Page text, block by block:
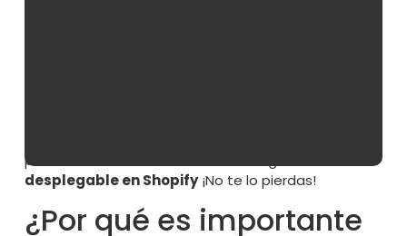
post vamos a hablar de cómo configurar un
desplegable en Shopify¡No te lo pierdas!
¿Por qué es importante